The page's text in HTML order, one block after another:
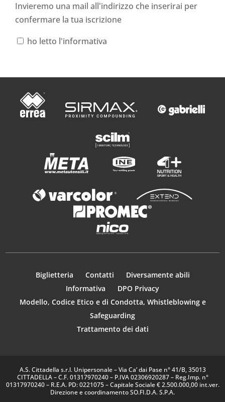
Invieremo una mail all'indirizzo che inserirai per
confermare la tua iscrizione
ho letto l'informativa
Biglietteria Contatti
Diversamente abili
Informativa
DPO Privacy
Modello, Codice Etico e di Condotta, Whistleblowing e
Safeguarding
Trattamento dei dati
A.S. Cittadella s.r.l. Unipersonale – Via Ca’ dai Pase n° 41/B, 35013
CITTADELLA – C.F. 01317970240 – P.IVA 02306920287 – Reg.Imp. n°
01317970240 – R.E.A. PD: 0221075 – Capitale Sociale € 2.500.000,00 int.ver.
Direzione e coordinamento SO.FI.D.A. S.P.A.